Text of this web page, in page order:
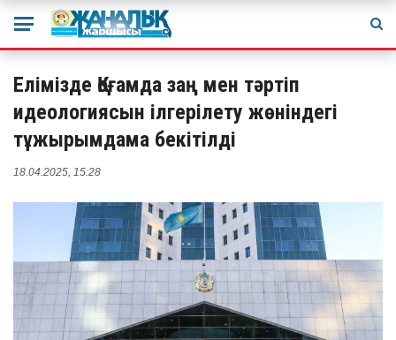
Елімізде Қоғамда заң мен тәртіп
идеологиясын ілгерілету жөніндегі
тұжырымдама бекітілді
18.04.2025, 15:28